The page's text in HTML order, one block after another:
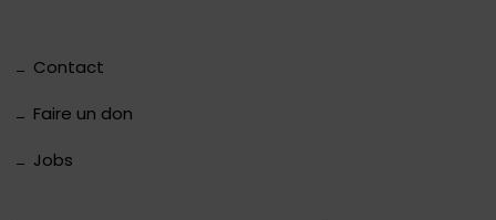
Contact
Faire un don
Jobs